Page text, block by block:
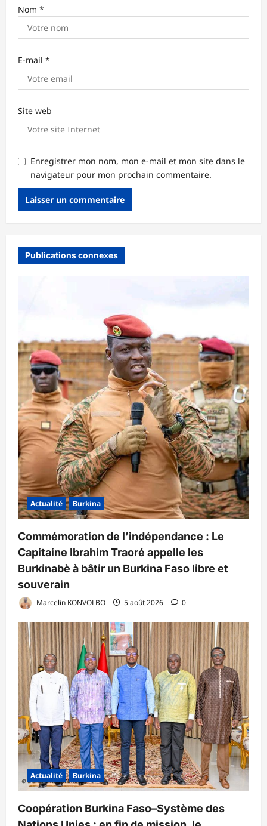
Nom *
E-mail *
Site web
Enregistrer mon nom, mon e-mail et mon site dans le
navigateur pour mon prochain commentaire.
Publications connexes
Actualité Burkina
Commémoration de l’indépendance : Le
Capitaine Ibrahim Traoré appelle les
Burkinabè à bâtir un Burkina Faso libre et
souverain
Marcelin KONVOLBO 5 août 2026 0
Actualité Burkina
Coopération Burkina Faso–Système des